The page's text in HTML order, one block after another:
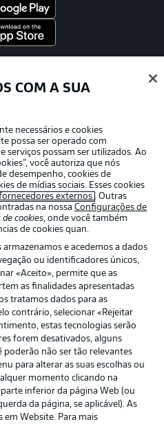
Avisos legais
Aviso de privacidade
Contato
COM A SUA
necessários e cookies
possa ser operado com
serviços possam ser utilizados. Ao
você autoriza que nós
desempenho, cookies de
de mídias sociais. Esses cookies
externos . Outras
na nossaConfigurações de
de cookies, onde você também
de cookies quan.
armazenamos e acedemos a dados
ou identificadores únicos,
«Aceito», permite que as
as finalidades apresentadas
tratamos dados para as
contrário, selecionar «Rejeitar
estas tecnologias serão
forem desativados, alguns
poderão não ser tão relevantes
para alterar as suas escolhas ou
momento clicando na
parte inferior da página Web (ou
da página, se aplicável). As
em Website. Para mais